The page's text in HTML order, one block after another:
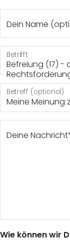
Dein Name
Befreiung (17) -
Betrifft
Betreff (optional)
Deine
Wie können wir